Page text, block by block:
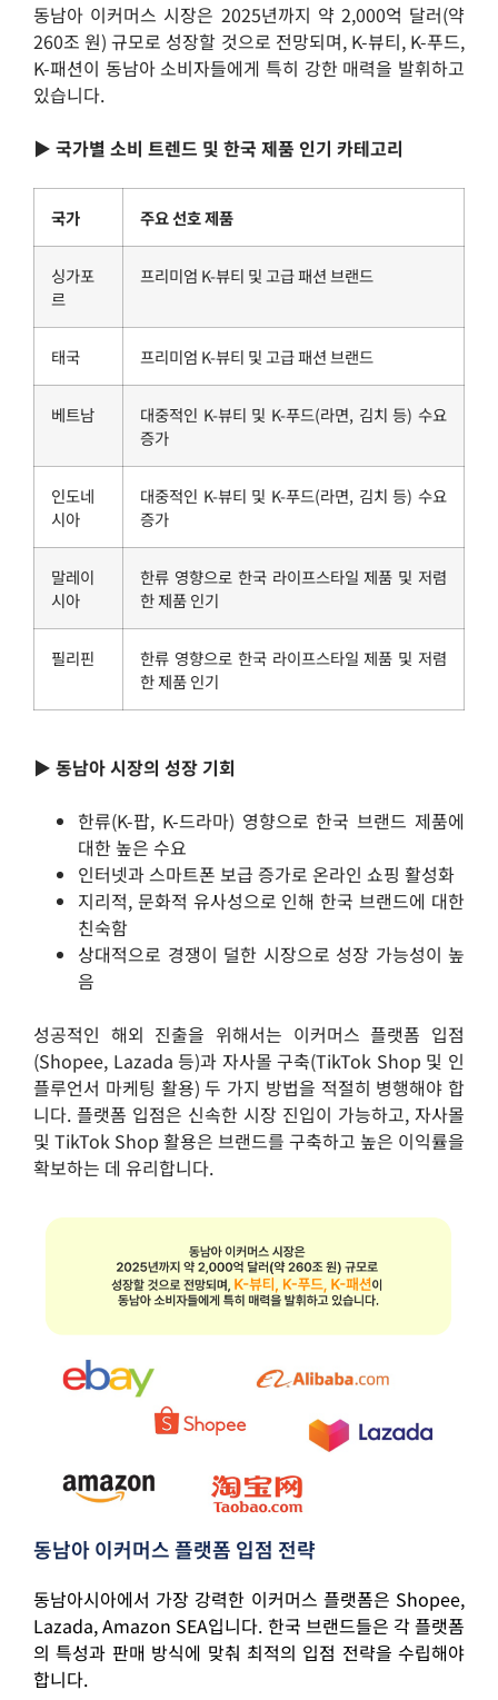
동남아 이커머스 시장은 2025년까지 약 2,000억 달러(약
260조 원) 규모로 성장할 것으로 전망되며, K-뷰티, K-푸드,
K-패션이 동남아 소비자들에게 특히 강한 매력을 발휘하고
있습니다.
▶️ 국가별 소비 트렌드 및 한국 제품 인기 카테고리
국가 주요 선호 제품
싱가포
르
프리미엄 K-뷰티 및 고급 패션 브랜드
태국 프리미엄 K-뷰티 및 고급 패션 브랜드
베트남
대중적인 K-뷰티 및 K-푸드(라면, 김치 등) 수요
증가
인도네
시아
대중적인 K-뷰티 및 K-푸드(라면, 김치 등) 수요
증가
말레이
시아
한류 영향으로 한국 라이프스타일 제품 및 저렴
한 제품 인기
필리핀
한류 영향으로 한국 라이프스타일 제품 및 저렴
한 제품 인기
▶️ 동남아 시장의 성장 기회
한류(K-팝, K-드라마) 영향으로 한국 브랜드 제품에
대한 높은 수요
인터넷과 스마트폰 보급 증가로 온라인 쇼핑 활성화
지리적, 문화적 유사성으로 인해 한국 브랜드에 대한
친숙함
상대적으로 경쟁이 덜한 시장으로 성장 가능성이 높
음
성공적인 해외 진출을 위해서는 이커머스 플랫폼 입점
(Shopee, Lazada 등)과 자사몰 구축(TikTok Shop 및 인
플루언서 마케팅 활용) 두 가지 방법을 적절히 병행해야 합
니다. 플랫폼 입점은 신속한 시장 진입이 가능하고, 자사몰
및 TikTok Shop 활용은 브랜드를 구축하고 높은 이익률을
확보하는 데 유리합니다.
동남아 이커머스 플랫폼 입점 전략
동남아시아에서 가장 강력한 이커머스 플랫폼은 Shopee,
Lazada, Amazon SEA입니다. 한국 브랜드들은 각 플랫폼
의 특성과 판매 방식에 맞춰 최적의 입점 전략을 수립해야
합니다.